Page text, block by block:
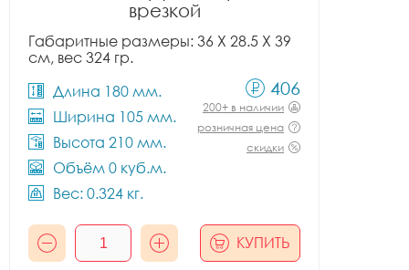
врезкой
Габаритные размеры: 36 X 28.5 X 39
см, вес 324 гр.
Длина 180 мм.
Ширина 105 мм.
Высота 210 мм.
Объём 0 куб.м.
Вес: 0.324 кг.
406
200+ в наличии
розничная цена
скидки
КУПИТЬ